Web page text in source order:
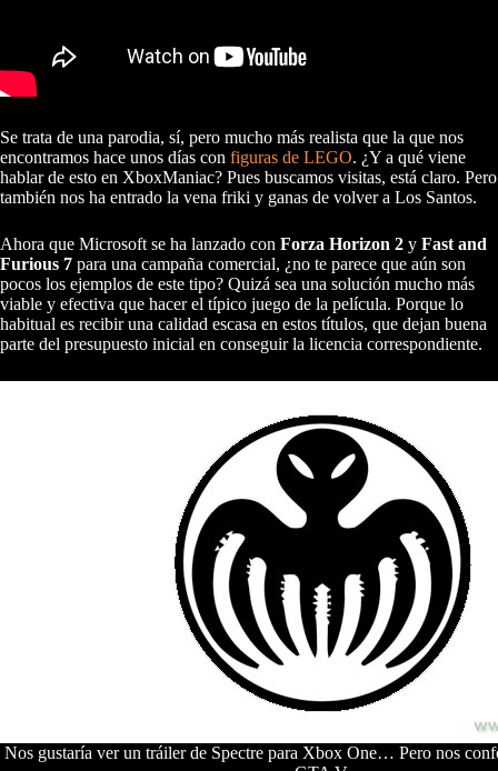
Se trata de una parodia, sí, pero mucho más realista que la que nos
encontramos hace unos días con figuras de LEGO. ¿Y a qué viene
hablar de esto en XboxManiac? Pues buscamos visitas, está claro. Pero
también nos ha entrado la vena friki y ganas de volver a Los Santos.
Ahora que Microsoft se ha lanzado con Forza Horizon 2 y Fast and
Furious 7 para una campaña comercial, ¿no te parece que aún son
pocos los ejemplos de este tipo? Quizá sea una solución mucho más
viable y efectiva que hacer el típico juego de la película. Porque lo
habitual es recibir una calidad escasa en estos títulos, que dejan buena
parte del presupuesto inicial en conseguir la licencia correspondiente.
Nos gustaría ver un tráiler de Spectre para Xbox One… Pero nos